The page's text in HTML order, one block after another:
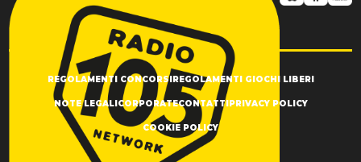
REGOLAMENTI CONCORSI REGOLAMENTI GIOCHI LIBERI
NOTE LEGALI CORPORATECONTATTI PRIVACY POLICY
COOKIE POLICY